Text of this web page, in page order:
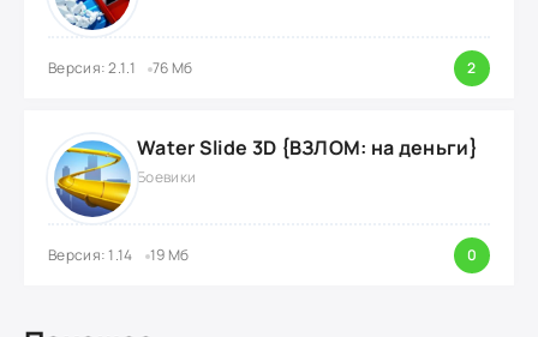
Версия: 2.1.1 76 Мб 2
Water Slide 3D {ВЗЛОМ: на деньги}
Боевики
Версия: 1.14 19 Мб 0